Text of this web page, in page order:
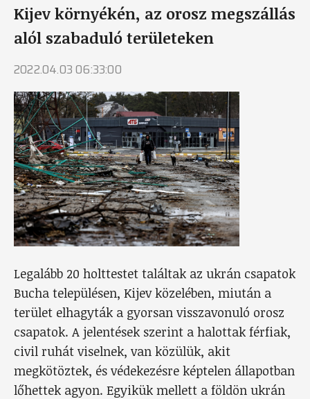
Kijev környékén, az orosz megszállás
alól szabaduló területeken
2022.04.03 06:33:00
Legalább 20 holttestet találtak az ukrán csapatok
Bucha településen, Kijev közelében, miután a
terület elhagyták a gyorsan visszavonuló orosz
csapatok. A jelentések szerint a halottak férfiak,
civil ruhát viselnek, van közülük, akit
megkötöztek, és védekezésre képtelen állapotban
lőhettek agyon. Egyikük mellett a földön ukrán